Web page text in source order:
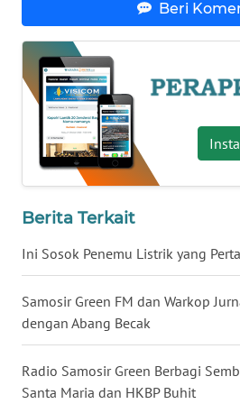
Beri
Berita Terkait
Ini Sosok Penemu Listrik yang
Samosir Green FM dan Warkop
dengan Abang Becak
Radio Samosir Green Berbagi
Santa Maria dan HKBP Buhit
WN
BABEL
WN
SUMBAR
BENGKULU
WN
LAMPUNG
WN
JATENG